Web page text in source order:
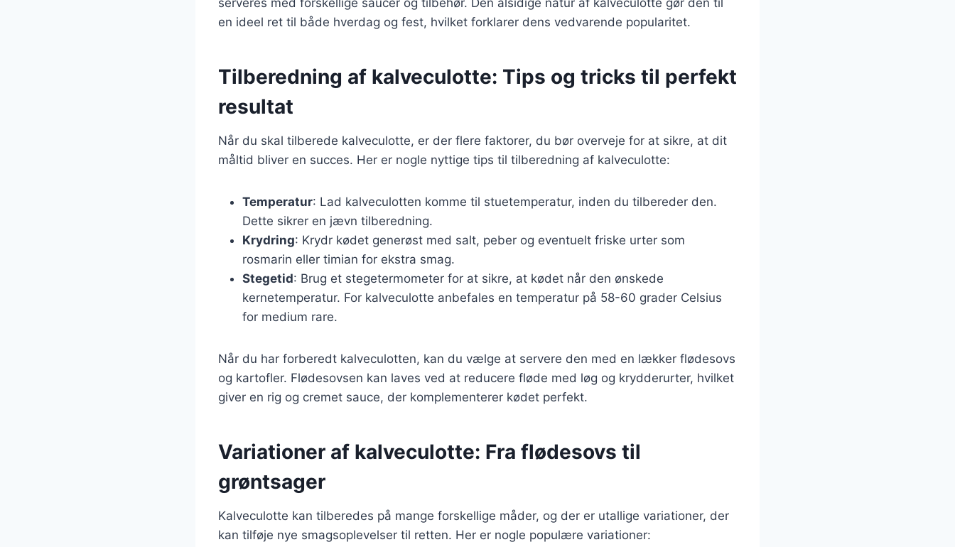
en ideel ret til både hverdag og fest, hvilket forklarer dens vedvarende popularitet.
Tilberedning af kalveculotte: Tips og tricks til perfekt
resultat
Når du skal tilberede kalveculotte, er der flere faktorer, du bør overveje for at sikre, at dit
måltid bliver en succes. Her er nogle nyttige tips til tilberedning af kalveculotte:
Temperatur: Lad kalveculotten komme til stuetemperatur, inden du tilbereder den.
Dette sikrer en jævn tilberedning.
Krydring: Krydr kødet generøst med salt, peber og eventuelt friske urter som
rosmarin eller timian for ekstra smag.
Stegetid: Brug et stegetermometer for at sikre, at kødet når den ønskede
kernetemperatur. For kalveculotte anbefales en temperatur på 58-60 grader Celsius
for medium rare.
Når du har forberedt kalveculotten, kan du vælge at servere den med en lækker flødesovs
og kartofler. Flødesovsen kan laves ved at reducere fløde med løg og krydderurter, hvilket
giver en rig og cremet sauce, der komplementerer kødet perfekt.
Variationer af kalveculotte: Fra flødesovs til
grøntsager
Kalveculotte kan tilberedes på mange forskellige måder, og der er utallige variationer, der
kan tilføje nye smagsoplevelser til retten. Her er nogle populære variationer: